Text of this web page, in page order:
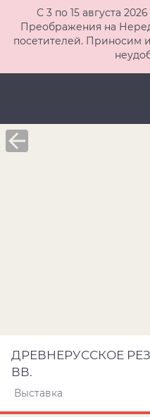
С 3 по 15 августа
Преображения на
посетителей. Приносим
ДРЕВНЕРУССКОЕ
ВВ.
Выставка